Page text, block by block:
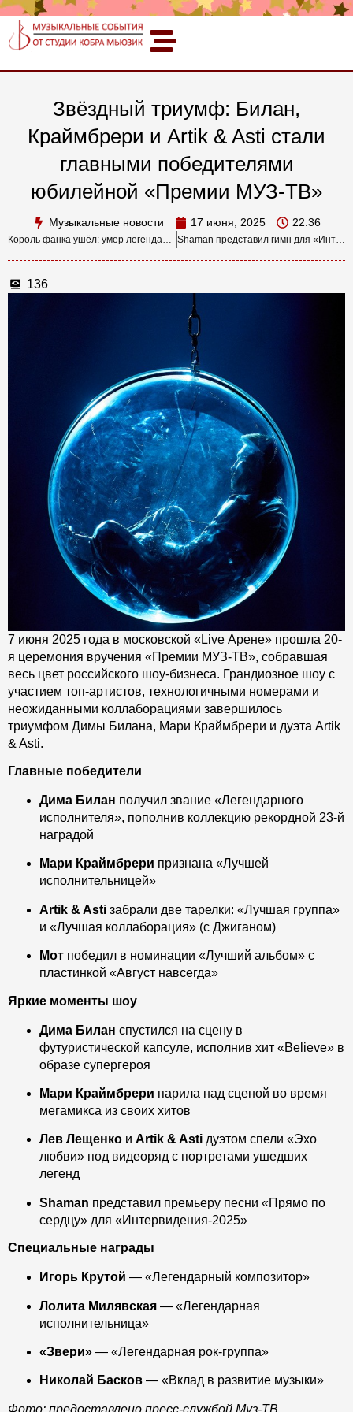
Звёздный триумф: Билан,
Краймбрери и Artik & Asti стали
главными победителями
юбилейной «Премии МУЗ-ТВ»
Музыкальные новости 17 июня, 2025 22:36
Король фанка ушёл: умер легендарный Слай Стоун Shaman представил гимн для «Интервидения-2025»: премьера песни «Прямо по сердцу» на «Премии МУЗ-ТВ»
136
7 июня 2025 года в московской «Live Арене» прошла 20-
я церемония вручения «Премии МУЗ-ТВ», собравшая
весь цвет российского шоу-бизнеса. Грандиозное шоу с
участием топ-артистов, технологичными номерами и
неожиданными коллаборациями завершилось
триумфом Димы Билана, Мари Краймбрери и дуэта Artik
& Asti.
Главные победители
Дима Билан получил звание «Легендарного
исполнителя», пополнив коллекцию рекордной 23-й
наградой
Мари Краймбрери признана «Лучшей
исполнительницей»
Artik & Asti забрали две тарелки: «Лучшая группа»
и «Лучшая коллаборация» (с Джиганом)
Мот победил в номинации «Лучший альбом» с
пластинкой «Август навсегда»
Яркие моменты шоу
Дима Билан спустился на сцену в
футуристической капсуле, исполнив хит «Believe» в
образе супергероя
Мари Краймбрери парила над сценой во время
мегамикса из своих хитов
Лев Лещенко и Artik & Asti дуэтом спели «Эхо
любви» под видеоряд с портретами ушедших
легенд
Shaman представил премьеру песни «Прямо по
сердцу» для «Интервидения-2025»
Специальные награды
Игорь Крутой — «Легендарный композитор»
Лолита Милявская — «Легендарная
исполнительница»
«Звери» — «Легендарная рок-группа»
Николай Басков — «Вклад в развитие музыки»
Фото: предоставлено пресс-службой Муз-ТВ